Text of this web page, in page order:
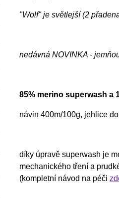
"Wolf" je světlejší (2
nedávná NOVINKA -
85% merino superwash a
návin 400m/100g, jehlice
díky úpravě superwash je
mechanického tření a
(kompletní návod na péči